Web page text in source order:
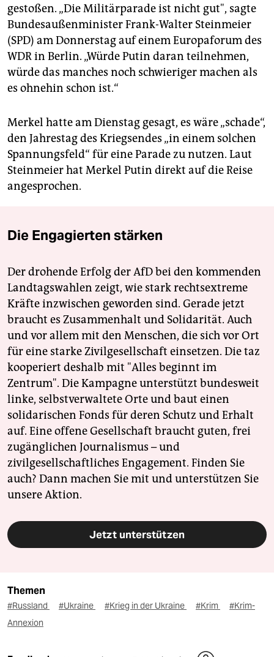
gestoßen. „Die Militärparade ist nicht gut", sagte
Bundesaußenminister Frank-Walter Steinmeier
(SPD) am Donnerstag auf einem Europaforum des
WDR in Berlin. „Würde Putin daran teilnehmen,
würde das manches noch schwieriger machen als
es ohnehin schon ist.“
Merkel hatte am Dienstag gesagt, es wäre „schade“,
den Jahrestag des Kriegsendes „in einem solchen
Spannungsfeld“ für eine Parade zu nutzen. Laut
Steinmeier hat Merkel Putin direkt auf die Reise
angesprochen.
Die Engagierten stärken
Der drohende Erfolg der AfD bei den kommenden
Landtagswahlen zeigt, wie stark rechtsextreme
Kräfte inzwischen geworden sind. Gerade jetzt
braucht es Zusammenhalt und Solidarität. Auch
und vor allem mit den Menschen, die sich vor Ort
für eine starke Zivilgesellschaft einsetzen. Die taz
kooperiert deshalb mit "Alles beginnt im
Zentrum". Die Kampagne unterstützt bundesweit
linke, selbstverwaltete Orte und baut einen
solidarischen Fonds für deren Schutz und Erhalt
auf. Eine offene Gesellschaft braucht guten, frei
zugänglichen Journalismus – und
zivilgesellschaftliches Engagement. Finden Sie
auch? Dann machen Sie mit und unterstützen Sie
unsere Aktion.
Jetzt unterstützen
Themen
#Russland #Ukraine #Krieg in der Ukraine #Krim
#Krim-
Annexion